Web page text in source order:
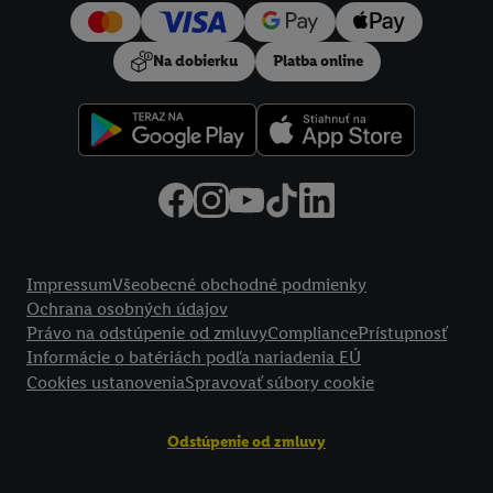
Na dobierku Platba online
ImpressumVšeobecné obchodné podmienky
Ochrana osobných údajov
Právo na odstúpenie od zmluvyCompliancePrístupnosť
Informácie o batériách podľa nariadenia EÚ
Cookies ustanoveniaSpravovať súbory cookie
Odstúpenie od zmluvy
používanie potrebných technológií. Kliknutím na "Súhlasím
vyjadríte súhlas so spracúvaním na všetky vyššie uvedené účely.
Ďalšie informácie vrátane informácií o dobe uchovávania
údajov a Vašom práve kedykoľvek odvolať súhlas s účinnosťou
do budúcnosti nájdete v našich
zásadách ochrany osobných
.Imprint nájdete tu.